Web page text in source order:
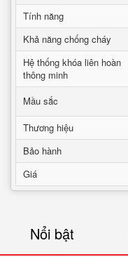
Tính năng
Khả năng chống cháy
Hệ thống khóa liên hoàn
thông minh
Mầu sắc
Thương hiệu
Bảo hành
Giá
Nổi bật